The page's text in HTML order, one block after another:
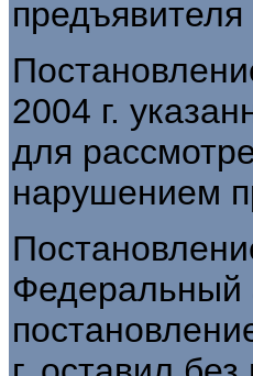
2004 г.
для
нарушением
Федеральный